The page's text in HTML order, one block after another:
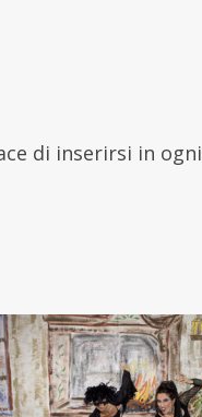
di inserirsi in ogni